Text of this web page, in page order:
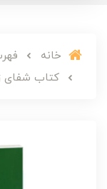
خانه
کتاب شفای